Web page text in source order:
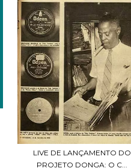
LIVE DE LANÇAMENTO DO
PROJETO DONGA: O C...